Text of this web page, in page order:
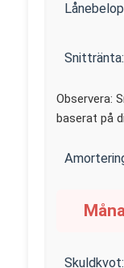
Snittränta:
Observera:
baserat på
Skuldkvot: